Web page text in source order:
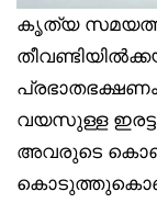
കൃത്യ സമയത്തു
വയസുള്ള
അവരുടെ
കൊടുത്തുകൊണ്ട്